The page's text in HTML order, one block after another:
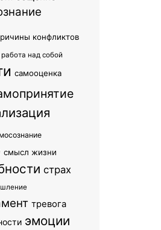
конфликтов
работа над собой
самооценка
смысл жизни
страх
тревога
эмоции